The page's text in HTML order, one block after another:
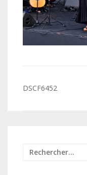
Navigation
DSCF6452
Rechercher :